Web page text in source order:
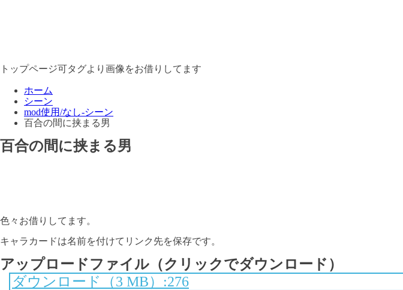
トップページ可タグより画像をお借りしてます
ホーム
シーン
mod使用/なし-シーン
百合の間に挟まる男
百合の間に挟まる男
色々お借りしてます。
キャラカードは名前を付けてリンク先を保存です。
アップロードファイル（クリックでダウンロード）
ダウンロード（3 MB）:276